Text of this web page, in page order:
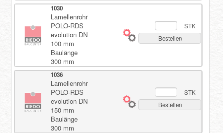
1030
Lamellenrohr
POLO-RDS
evolution DN
100 mm
Baulänge
300 mm
STK
Bestellen
1036
Lamellenrohr
POLO-RDS
evolution DN
150 mm
Baulänge
300 mm
STK
Bestellen